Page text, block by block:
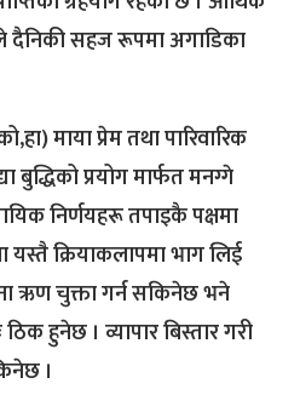
सहज रूपमा अगाडिका
माया प्रेम तथा पारिवारिक
बुद्धिको प्रयोग मार्फत मनग्गे
निर्णयहरू तपाइकै पक्षमा
यस्तै क्रियाकलापमा भाग लिई
ऋण चुक्ता गर्न सकिनेछ भने
हुनेछ । व्यापार बिस्तार गरी
।